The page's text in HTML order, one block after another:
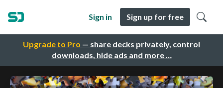
Upgrade to Pro — share decks privately, control
downloads, hide ads and more …
Sign in Sign up for free